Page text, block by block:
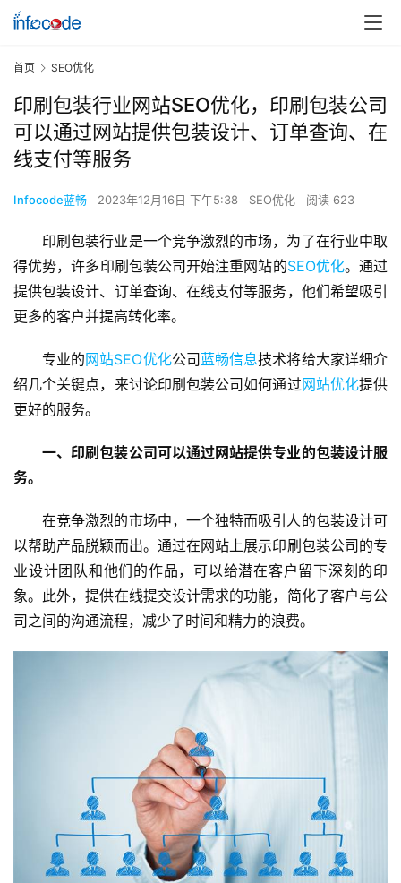
首页 SEO优化
印刷包装行业网站SEO优化，印刷包装公司
可以通过网站提供包装设计、订单查询、在
线支付等服务
Infocode蓝畅 2023年12月16日 下午5:38 SEO优化 阅读 623
印刷包装行业是一个竞争激烈的市场，为了在行业中取
得优势，许多印刷包装公司开始注重网站的SEO优化。通过
提供包装设计、订单查询、在线支付等服务，他们希望吸引
更多的客户并提高转化率。
专业的网站SEO优化公司 蓝畅信息技术将给大家详细介
绍几个关键点，来讨论印刷包装公司如何通过网站优化提供
更好的服务。
一、印刷包装公司可以通过网站提供专业的包装设计服
务。
在竞争激烈的市场中，一个独特而吸引人的包装设计可
以帮助产品脱颖而出。通过在网站上展示印刷包装公司的专
业设计团队和他们的作品，可以给潜在客户留下深刻的印
象。此外，提供在线提交设计需求的功能，简化了客户与公
司之间的沟通流程，减少了时间和精力的浪费。